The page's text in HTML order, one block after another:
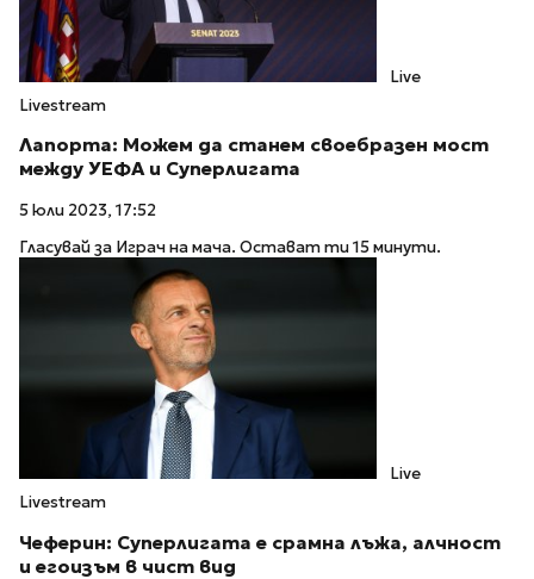
Live
Livestream
Лапорта: Можем да станем своебразен мост
между УЕФА и Суперлигата
5 юли 2023, 17:52
Гласувай за Играч на мача. Остават ти 15 минути.
Live
Livestream
Чеферин: Суперлигата е срамна лъжа, алчност
и егоизъм в чист вид